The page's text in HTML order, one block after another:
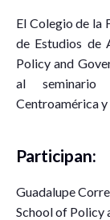
El Colegio de la
de Estudios de
Policy and
al seminario
Centroamérica
Participan:
Guadalupe
School of Policy